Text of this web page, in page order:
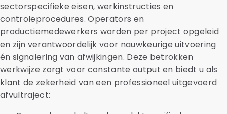
sectorspecifieke eisen, werkinstructies en
controleprocedures. Operators en
productiemedewerkers worden per project opgeleid
en zijn verantwoordelijk voor nauwkeurige uitvoering
én signalering van afwijkingen. Deze betrokken
werkwijze zorgt voor constante output en biedt u als
klant de zekerheid van een professioneel uitgevoerd
afvultraject: